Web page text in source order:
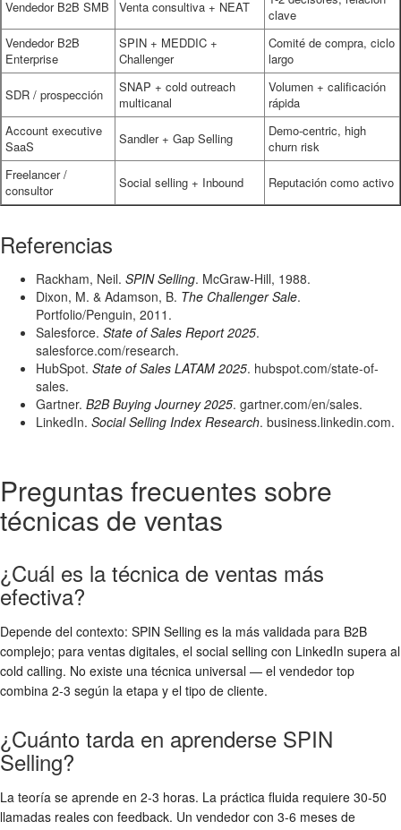
Vendedor B2B SMB Venta consultiva + NEAT
clave
Vendedor B2B
Enterprise
SPIN + MEDDIC +
Challenger
Comité de compra, ciclo
largo
SDR / prospección
SNAP + cold outreach
multicanal
Volumen + calificación
rápida
Account executive
SaaS
Sandler + Gap Selling
Demo-centric, high
churn risk
Freelancer /
consultor
Social selling + Inbound Reputación como activo
Referencias
Rackham, Neil. SPIN Selling. McGraw-Hill, 1988.
Dixon, M. & Adamson, B. The Challenger Sale.
Portfolio/Penguin, 2011.
Salesforce. State of Sales Report 2025.
salesforce.com/research.
HubSpot. State of Sales LATAM 2025. hubspot.com/state-of-
sales.
Gartner. B2B Buying Journey 2025. gartner.com/en/sales.
LinkedIn. Social Selling Index Research. business.linkedin.com.
Preguntas frecuentes sobre
técnicas de ventas
¿Cuál es la técnica de ventas más
efectiva?
Depende del contexto: SPIN Selling es la más validada para B2B
complejo; para ventas digitales, el social selling con LinkedIn supera al
cold calling. No existe una técnica universal — el vendedor top
combina 2-3 según la etapa y el tipo de cliente.
¿Cuánto tarda en aprenderse SPIN
Selling?
La teoría se aprende en 2-3 horas. La práctica fluida requiere 30-50
llamadas reales con feedback. Un vendedor con 3-6 meses de